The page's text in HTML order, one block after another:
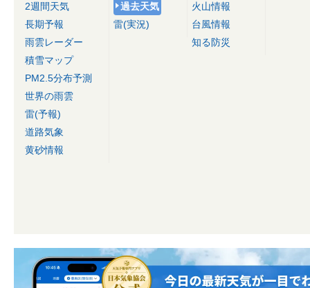
2週間天気
長期予報
雨雲レーダー
積雪マップ
PM2.5分布予測
世界の雨雲
雷(予報)
道路気象
黄砂情報
過去天気
雷(実況)
火山情報
台風情報
知る防災